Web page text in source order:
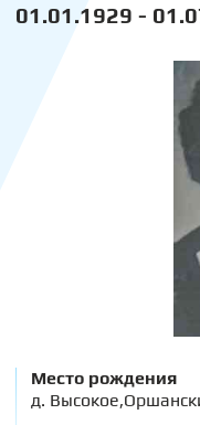
01.01.1929 -
Место рождения
д.